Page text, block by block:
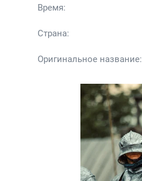
Время:
Страна:
Оригинальное название: